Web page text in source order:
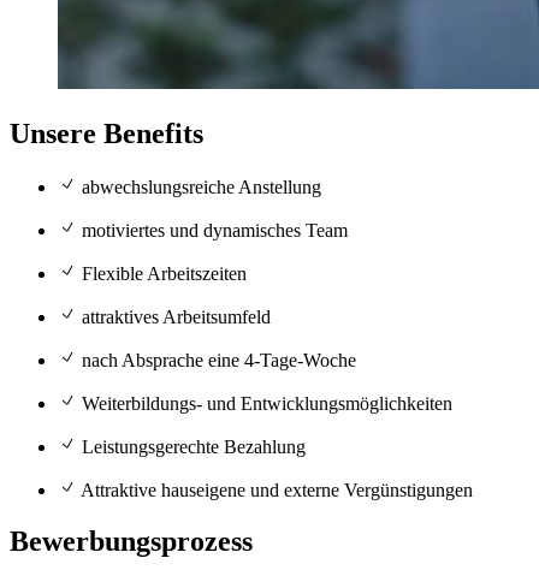
Unsere Benefits
abwechslungsreiche Anstellung
motiviertes und dynamisches Team
Flexible Arbeitszeiten
attraktives Arbeitsumfeld
nach Absprache eine 4-Tage-Woche
Weiterbildungs- und Entwicklungsmöglichkeiten
Leistungsgerechte Bezahlung
Attraktive hauseigene und externe Vergünstigungen
Bewerbungsprozess